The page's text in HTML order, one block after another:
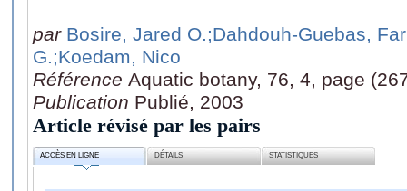
par Bosire, Jared O.;Dahdouh-Guebas,
G.;Koedam, Nico
Référence Aquatic botany, 76, 4, page
Publication Publié, 2003
Article révisé par les pairs
ACCÈS EN LIGNE DÉTAILS STATISTIQUES